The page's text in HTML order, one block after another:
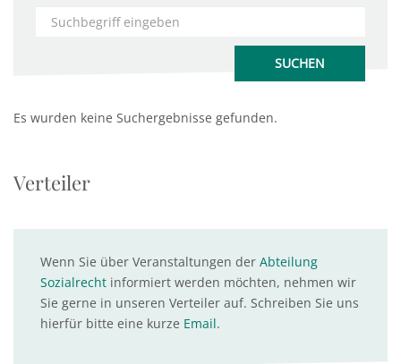
Es wurden keine Suchergebnisse gefunden.
Verteiler
Wenn Sie über Veranstaltungen der Abteilung
Sozialrecht informiert werden möchten, nehmen wir
Sie gerne in unseren Verteiler auf. Schreiben Sie uns
hierfür bitte eine kurze Email.